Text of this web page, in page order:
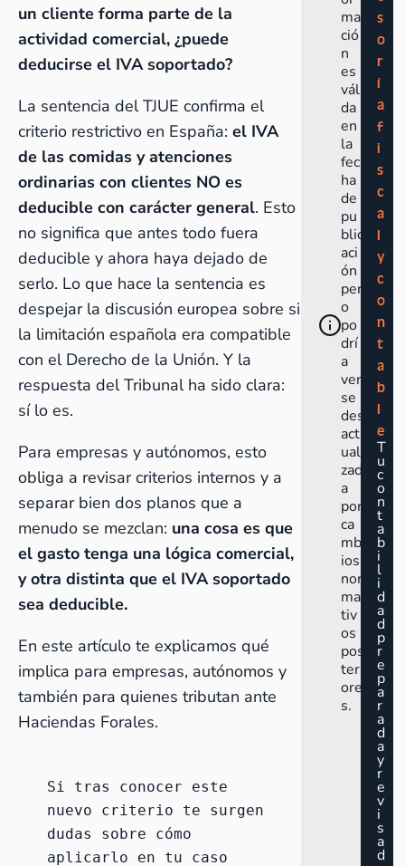
un cliente forma parte de la
actividad comercial, ¿puede
deducirse el IVA soportado?
La sentencia del TJUE confirma el
criterio restrictivo en España: el IVA
de las comidas y atenciones
ordinarias con clientes NO es
deducible con carácter general. Esto
no significa que antes todo fuera
deducible y ahora haya dejado de
serlo. Lo que hace la sentencia es
despejar la discusión europea sobre si
la limitación española era compatible
con el Derecho de la Unión. Y la
respuesta del Tribunal ha sido clara:
sí lo es.
Para empresas y autónomos, esto
obliga a revisar criterios internos y a
separar bien dos planos que a
menudo se mezclan: una cosa es que
el gasto tenga una lógica comercial,
y otra distinta que el IVA soportado
sea deducible.
En este artículo te explicamos qué
implica para empresas, autónomos y
también para quienes tributan ante
Haciendas Forales.
Si tras conocer este
nuevo criterio te surgen
dudas sobre cómo
aplicarlo en tu caso
ma
ció
n
es
váli
da
en
la
fec
ha
de
pu
blic
aci
ón
per
o
po
drí
a
ver
se
des
act
uali
zad
a
por
ca
mb
ios
nor
ma
tiv
os
pos
teri
ore
s.
s
o
r
í
a
f
i
s
c
a
l
y
c
o
n
t
a
b
l
e
T
u
c
o
n
t
a
b
i
l
i
d
a
d
p
r
e
p
a
r
a
d
a
y
r
e
v
i
s
a
d